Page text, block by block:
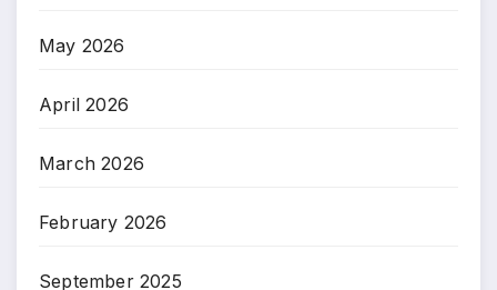
May 2026
April 2026
March 2026
February 2026
September 2025